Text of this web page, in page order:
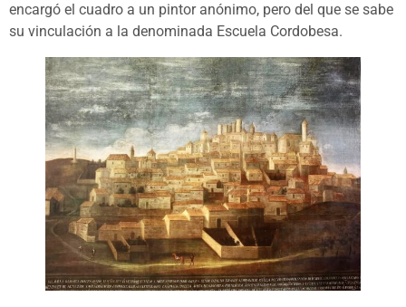
encargó el cuadro a un pintor anónimo, pero del que se sabe
su vinculación a la denominada Escuela Cordobesa.